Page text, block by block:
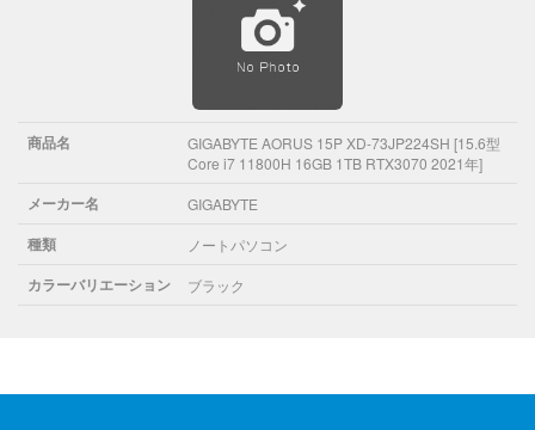
商品名
GIGABYTE AORUS 15P XD-73JP224SH [15.6型
Core i7 11800H 16GB 1TB RTX3070 2021年]
メーカー名 GIGABYTE
種類 ノートパソコン
カラーバリエーション ブラック